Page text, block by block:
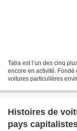
Tatra est l’un des cinq
encore en activité. Fondé
voitures particulières
Histoires de
pays